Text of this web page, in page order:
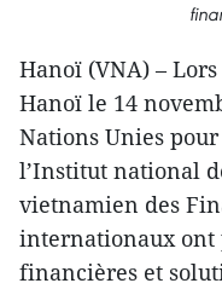
Hanoï (VNA) –
Hanoï le 14
Nations Unies
l’Institut national
vietnamien des
internationaux ont
financières et